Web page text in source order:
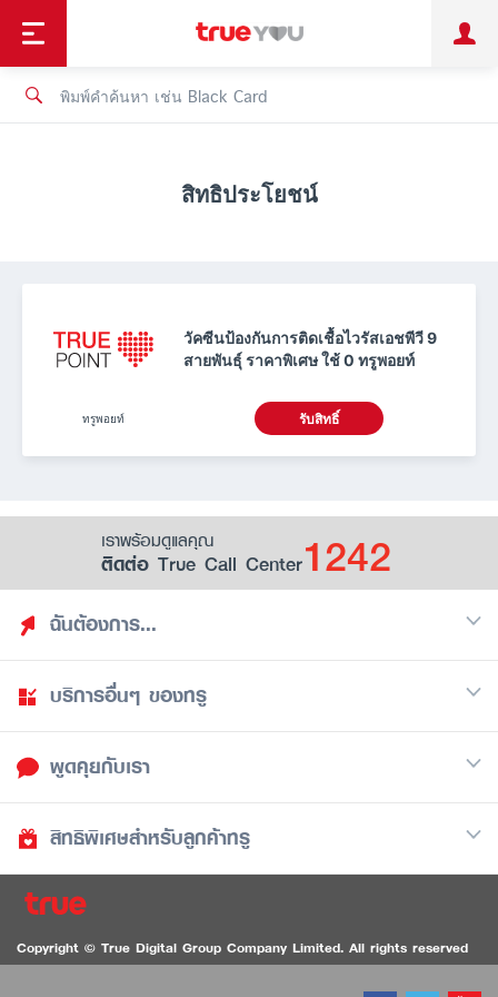
ลูกค้าบุคคล ลูกค้าองค์กร
ช้อป
เทรนด์เทคโนโลยี
สิทธิประโยชน์
วัคซีนป้องกันการติดเชื้อไวรัสเอชพีวี 9
สายพันธุ์ ราคาพิเศษ ใช้ 0 ทรูพอยท์
ทรูพอยท์ รับสิทธิ์
เราพร้อมดูแลคุณ
ติดต่อ True Call Center1242
ฉันต้องการ...
ค้นหาสิทธิประโยชน์
รวมของฟรี
ดูสิทธิประโยชน์ที่เก็บไว้
เป็นพันธมิตรร้านค้ากับทรูยู (True Smart Merchant)
ดาวน์โหลดแอปทรูยูiOS / Android
บริการอื่นๆ ของทรู
มือถือ
อินเตอร์เน็ต
พูดคุยกับเรา
Call Center
1236 ลูกค้าทรูแบล็ค
ติดต่อเรา
สิทธิพิเศษสำหรับลูกค้าทรู
ทรูการ์ด
ทรูพอยท์
Copyright © True Digital Group Company Limited. All rights reserved